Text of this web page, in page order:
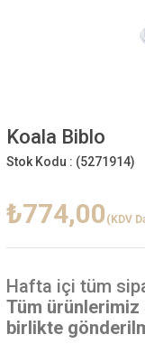
Koala Biblo
Stok Kodu : (5271914)
₺774,00 (KDV
Hafta içi tüm
Tüm
birlikte